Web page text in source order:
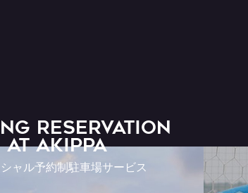
RESERVATION
AT Akippa
ャル予約制駐車場サービス